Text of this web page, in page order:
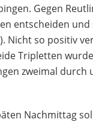
Gegen
entscheiden und
Nicht so positiv
Tripletten
zweimal durch
Nachmittag